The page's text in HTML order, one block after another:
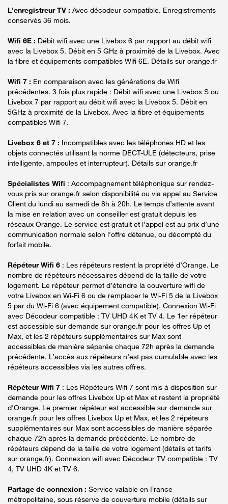
L'enregistreur TV : Avec décodeur compatible. Enregistrements
conservés 36 mois.
Wifi 6E : Débit wifi avec une Livebox 6 par rapport au débit wifi
avec la Livebox 5. Débit en 5 GHz à proximité de la Livebox. Avec
la fibre et équipements compatibles Wifi 6E. Détails sur orange.fr
Wifi 7 : En comparaison avec les générations de Wifi
précédentes. 3 fois plus rapide : Débit wifi avec une Livebox S ou
Livebox 7 par rapport au débit wifi avec la Livebox 5. Débit en
5GHz à proximité de la Livebox. Avec la fibre et équipements
compatibles Wifi 7.
Livebox 6 et 7 : Incompatibles avec les téléphones HD et les
objets connectés utilisant la norme DECT-ULE (détecteurs, prise
intelligente, ampoules et interrupteur). Détails sur orange.fr
Spécialistes Wifi : Accompagnement téléphonique sur rendez-
vous pris sur orange.fr selon disponibilité ou via appel au Service
Client du lundi au samedi de 8h à 20h. Le temps d’attente avant
la mise en relation avec un conseiller est gratuit depuis les
réseaux Orange. Le service est gratuit et l’appel est au prix d’une
communication normale selon l’offre détenue, ou décompté du
forfait mobile.
Répéteur Wifi 6 : Les répéteurs restent la propriété d’Orange. Le
nombre de répéteurs nécessaires dépend de la taille de votre
logement. Le répéteur permet d’étendre la couverture wifi de
votre Livebox en Wi-Fi 6 ou de remplacer le Wi-Fi 5 de la Livebox
5 par du Wi-Fi 6 (avec équipement compatible). Connexion Wi-Fi
avec Décodeur compatible : TV UHD 4K et TV 4. Le 1er répéteur
est accessible sur demande sur orange.fr pour les offres Up et
Max, et les 2 répéteurs supplémentaires sur Max sont
accessibles de manière séparée chaque 72h après la demande
précédente. L’accès aux répéteurs n’est pas cumulable avec les
répéteurs accessibles via les autres offres.
Répéteur Wifi 7 : Les Répéteurs Wifi 7 sont mis à disposition sur
demande pour les offres Livebox Up et Max et restent la propriété
d'Orange. Le premier répéteur est accessible sur demande sur
orange.fr pour les offres Livebox Up et Max, et les 2 répéteurs
supplémentaires sur Max sont accessibles de manière séparée
chaque 72h après la demande précédente. Le nombre de
répéteurs dépend de la taille de votre logement (détails et tarifs
sur orange.fr). Connexion wifi avec Décodeur TV compatible : TV
4, TV UHD 4K et TV 6.
Partage de connexion : Service valable en France
métropolitaine, sous réserve de couverture mobile (détails sur